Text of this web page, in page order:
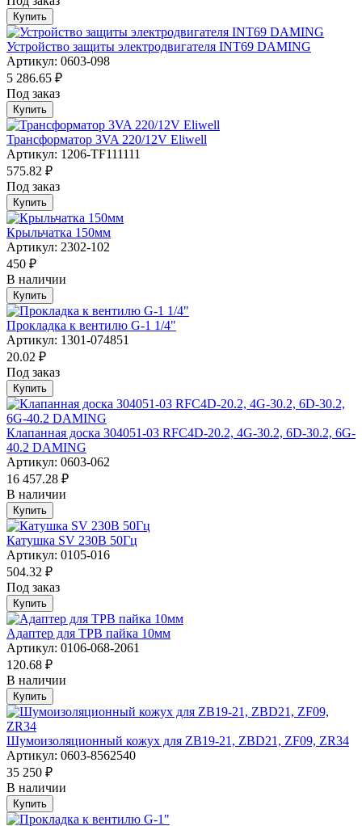
Купить
Устройство защиты электродвигателя INT69 DAMING
Артикул: 0603-098
5 286.65 ₽
Под заказ
Купить
Трансформатор 3VA 220/12V Eliwell
Артикул: 1206-TF111111
575.82 ₽
Под заказ
Купить
Крыльчатка 150мм
Артикул: 2302-102
450 ₽
В наличии
Купить
Прокладка к вентилю G-1 1/4"
Артикул: 1301-074851
20.02 ₽
Под заказ
Купить
Клапанная доска 304051-03 RFC4D-20.2, 4G-30.2, 6D-30.2, 6G-
40.2 DAMING
Артикул: 0603-062
16 457.28 ₽
В наличии
Купить
Катушка SV 230В 50Гц
Артикул: 0105-016
504.32 ₽
Под заказ
Купить
Адаптер для ТРВ пайка 10мм
Артикул: 0106-068-2061
120.68 ₽
В наличии
Купить
Шумоизоляционный кожух для ZB19-21, ZBD21, ZF09, ZR34
Артикул: 0603-8562540
35 250 ₽
В наличии
Купить